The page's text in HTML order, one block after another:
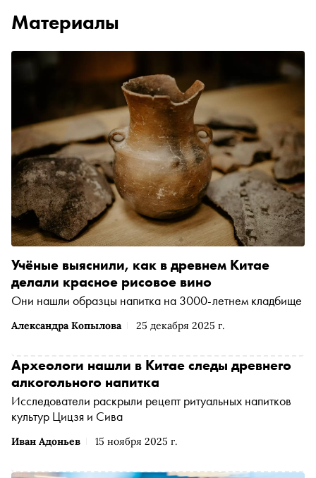
Материалы
Александра Копылова 25 декабря 2025 г.
Учёные выяснили, как в древнем Китае
делали красное рисовое вино
Они нашли образцы напитка на 3000-летнем кладбище
Иван Адоньев 15 ноября 2025 г.
Археологи нашли в Китае следы древнего
алкогольного напитка
Исследователи раскрыли рецепт ритуальных напитков
культур Цицзя и Сива